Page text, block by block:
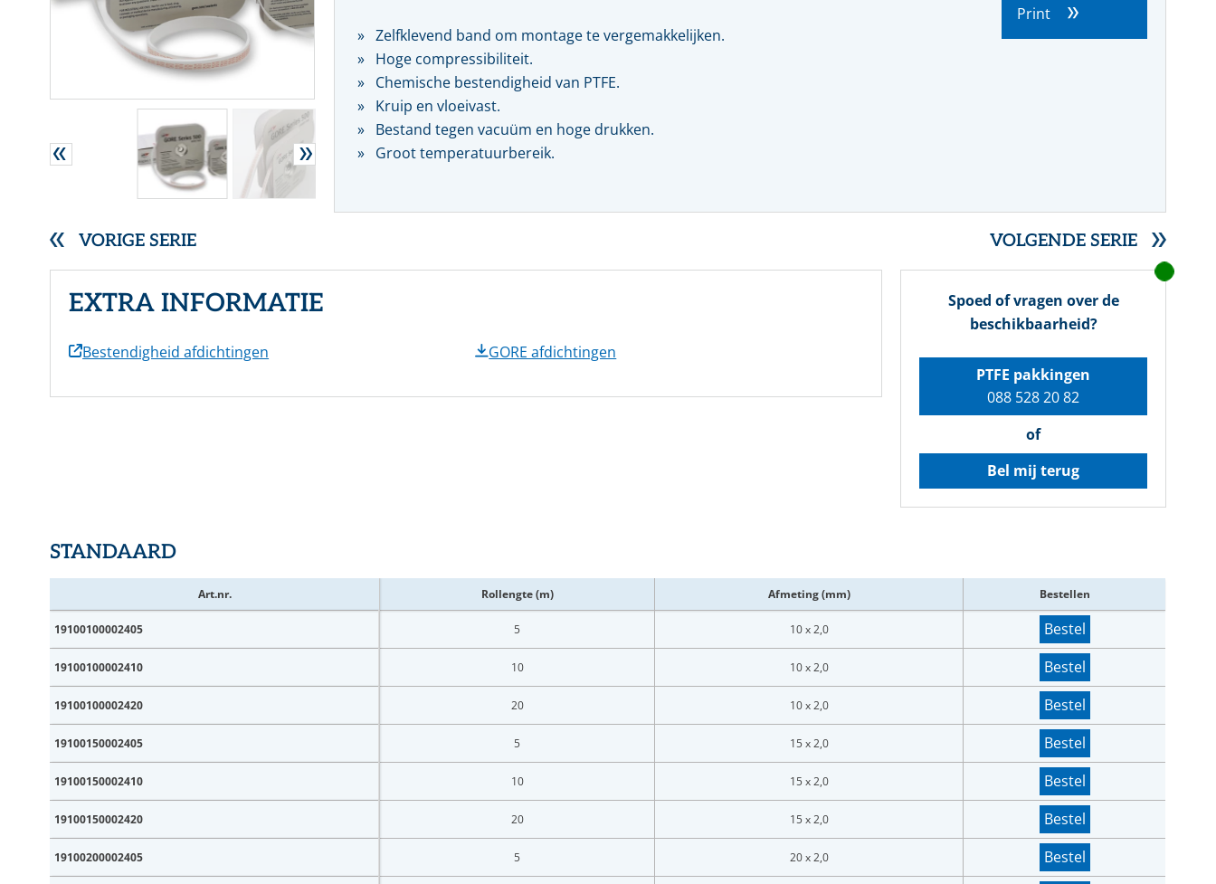
Actueel
Vacatures
Locaties
RVS gegolfde pakkingen
Overige (Semi)metallieke pakkingen
DYNAMISCHE AFDICHTINGEN
Stopbuspakkingen
REGELKLEPPEN
KFM regelkleppen
Pre-vent regelkleppen
Tomoe regelkleppen
SERVICE- EN ONDERHOUDSPRODUCTEN
SlangmanagementWhitepaper
Zelfklevend band om montage te vergemakkelijken.
Hoge compressibiliteit.
Chemische bestendigheid van PTFE.
Kruip en vloeivast.
Bestand tegen vacuüm en hoge drukken.
Groot temperatuurbereik.
Print
VORIGE SERIE VOLGENDE SERIE
EXTRA INFORMATIE
Bestendigheid afdichtingen GORE afdichtingen
Spoed of vragen over de
beschikbaarheid?
PTFE pakkingen
088 528 20 82
of
Bel mij terug
STANDAARD
Art.nr. Rollengte (m) Afmeting (mm) Bestellen
19100100002405 5 10 x 2,0 Bestel
19100100002410 10 10 x 2,0 Bestel
19100100002420 20 10 x 2,0 Bestel
19100150002405 5 15 x 2,0 Bestel
19100150002410 10 15 x 2,0 Bestel
19100150002420 20 15 x 2,0 Bestel
19100200002405 5 20 x 2,0 Bestel